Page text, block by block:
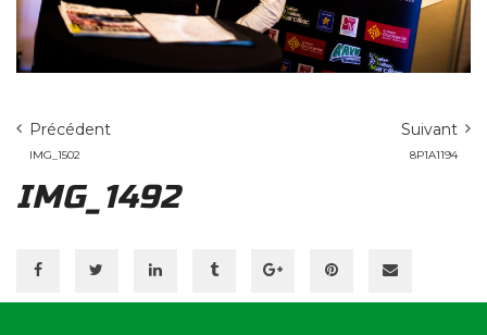
Précédent
IMG_1502
Suivant
8P1A1194
IMG_1492